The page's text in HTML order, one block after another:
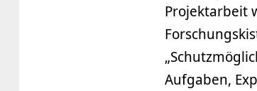
Projektarbeit
Aufgaben,